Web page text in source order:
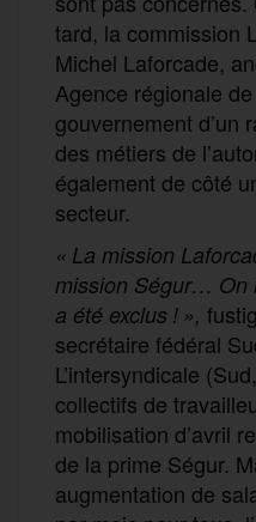
tard, la commission
Michel Laforcade,
Agence régionale
gouvernement d’un
des métiers de
également de côté
secteur.
« La mission
mission Ségur… On
a été exclus ! »,
secrétaire fédéral
L’intersyndicale
collectifs de
mobilisation d’avril
de la prime Ségur.
augmentation de